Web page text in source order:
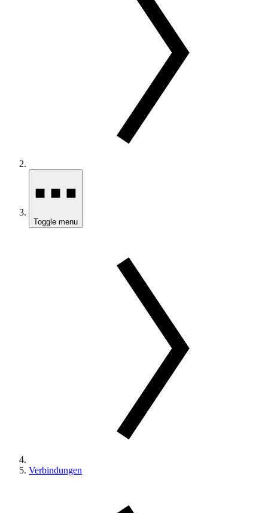
Toggle menu
Verbindungen